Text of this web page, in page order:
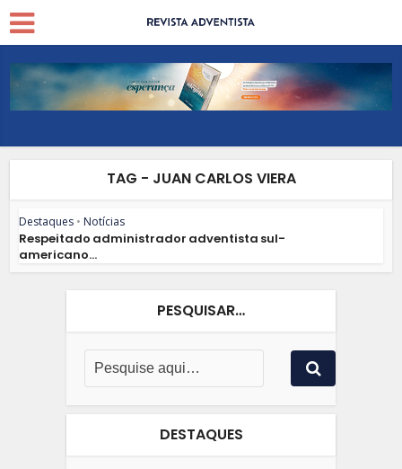
TAG - JUAN CARLOS VIERA
Destaques • Notícias
Respeitado administrador adventista sul-
americano...
PESQUISAR…
DESTAQUES